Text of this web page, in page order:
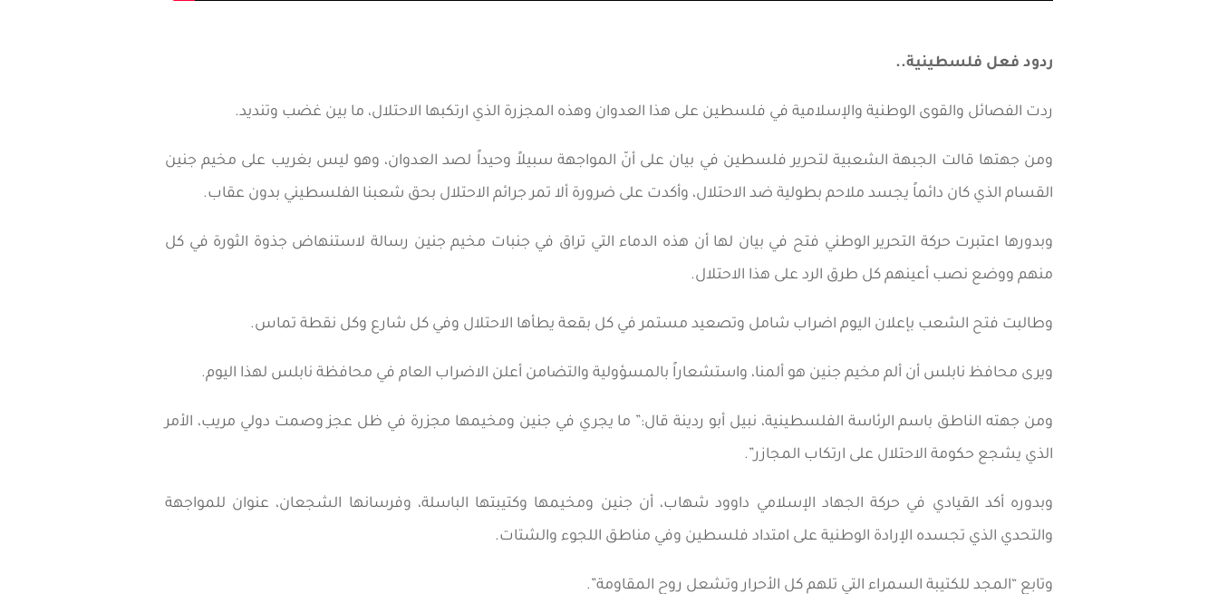
ردود فعل فلسطينية..
ردت الفصائل والقوى الوطنية والإسلامية في فلسطين على هذا العدوان وهذه المجزرة الذي ارتكبها الاحتلال، ما بين غضب وتنديد.
ومن جهتها قالت الجبهة الشعبية لتحرير فلسطين في بيان على أنّ المواجهة سبيلاً وحيداً لصد العدوان، وهو ليس بغريب على مخيم جنين
القسام الذي كان دائماً يجسد ملاحم بطولية ضد الاحتلال، وأكدت على ضرورة ألا تمر جرائم الاحتلال بحق شعبنا الفلسطيني بدون عقاب.
وبدورها اعتبرت حركة التحرير الوطني فتح في بيان لها أن هذه الدماء التي تراق في جنبات مخيم جنين رسالة لاستنهاض جذوة الثورة في كل
منهم ووضع نصب أعينهم كل طرق الرد على هذا الاحتلال.
وطالبت فتح الشعب بإعلان اليوم اضراب شامل وتصعيد مستمر في كل بقعة يطأها الاحتلال وفي كل شارع وكل نقطة تماس.
ويرى محافظ نابلس أن ألم مخيم جنين هو ألمنا، واستشعاراً بالمسؤولية والتضامن أعلن الاضراب العام في محافظة نابلس لهذا اليوم.
ومن جهته الناطق باسم الرئاسة الفلسطينية، نبيل أبو ردينة قال:” ما يجري في جنين ومخيمها مجزرة في ظل عجز وصمت دولي مريب، الأمر
الذي يشجع حكومة الاحتلال على ارتكاب المجازر”.
وبدوره أكد القيادي في حركة الجهاد الإسلامي داوود شهاب، أن جنين ومخيمها وكتيبتها الباسلة، وفرسانها الشجعان، عنوان للمواجهة
والتحدي الذي تجسده الإرادة الوطنية على امتداد فلسطين وفي مناطق اللجوء والشتات.
وتابع “المجد للكتيبة السمراء التي تلهم كل الأحرار وتشعل روح المقاومة”.